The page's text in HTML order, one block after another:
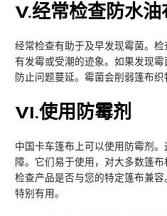
V.经常检查防水油
经常检查有助于及早发现霉菌。
有发霉或受潮的迹象。如果发现
防止问题蔓延。霉菌会削弱篷布织
VI.使用防霉剂
中国卡车篷布上可以使用防霉剂
障。它们易于使用，对大多数篷
检查产品是否与您的特定篷布兼
特别有用。